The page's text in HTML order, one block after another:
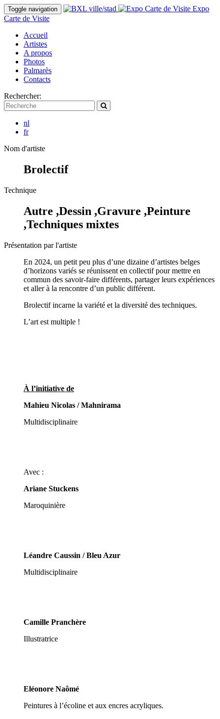
Toggle navigation
Expo
Carte de Visite
Accueil
Artistes
A propos
Photos
Palmarès
Contacts
Rechercher:
nl
fr
Nom d'artiste
Brolectif
Technique
Autre ,Dessin ,Gravure ,Peinture
,Techniques mixtes
Présentation par l'artiste
En 2024, un petit peu plus d’une dizaine d’artistes belges
d’horizons variés se réunissent en collectif pour mettre en
commun des savoir-faire différents, partager leurs expériences
et aller à la rencontre d’un public différent.
Brolectif incarne la variété et la diversité des techniques.
L’art est multiple !
À l’initiative de
Mahieu Nicolas / Mahnirama
Multidisciplinaire
Avec :
Ariane Stuckens
Maroquinière
Léandre Caussin / Bleu Azur
Multidisciplinaire
Camille Pranchère
Illustratrice
Eléonore Naômé
Peintures à l’écoline et aux encres acryliques.